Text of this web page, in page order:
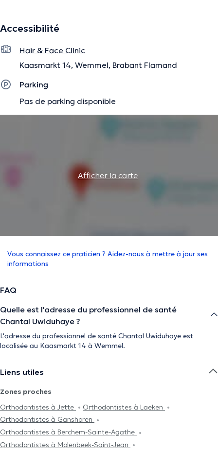
certification SureSmile (Dentsply), Master Spark et
en la matière avec notamment l’utilisation de gouttières
de redressement complètement invisibles.
Elle vous recevra à la Hair and Face Clinic en sa qualité de
Accessibilité
Hair & Face Clinic
Kaasmarkt 14, Wemmel, Brabant Flamand
Parking
Pas de parking disponible
Afficher la carte
Vous connaissez ce praticien ? Aidez-nous à mettre à jour ses
informations
FAQ
Quelle est l'adresse du professionnel de santé
Chantal Uwiduhaye ?
L'adresse du professionnel de santé Chantal Uwiduhaye est
localisée au Kaasmarkt 14 à Wemmel.
Liens utiles
Zones proches
Orthodontistes à Jette
Orthodontistes à Laeken
Orthodontistes à Ganshoren
Orthodontistes à Berchem-Sainte-Agathe
Orthodontistes à Molenbeek-Saint-Jean